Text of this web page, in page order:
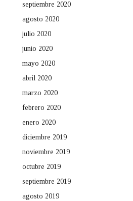
septiembre 2020
agosto 2020
julio 2020
junio 2020
mayo 2020
abril 2020
marzo 2020
febrero 2020
enero 2020
diciembre 2019
noviembre 2019
octubre 2019
septiembre 2019
agosto 2019